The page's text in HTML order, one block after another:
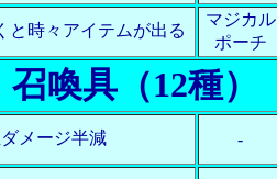
と時々アイテムが出る
マジカル
ポーチ
召喚具（12種）
メージ半減 -